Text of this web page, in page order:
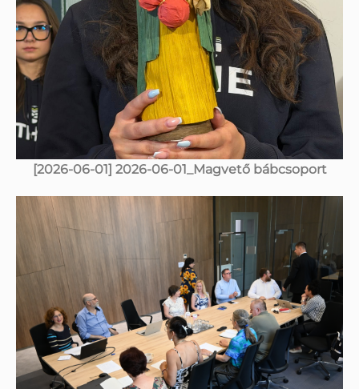
[2026-06-01] 2026-06-01_Magvető bábcsoport